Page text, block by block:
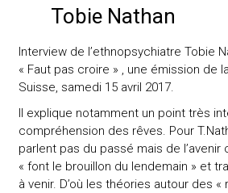
Tobie Nathan
Interview de l’ethnopsychiatre Tobie
« Faut pas croire » , une émission de
Suisse, samedi 15 avril 2017.
Il explique notamment un point très
compréhension des rêves. Pour
parlent pas du passé mais de l’avenir
« font le brouillon du lendemain » et
à venir. D’où les théories autour des «